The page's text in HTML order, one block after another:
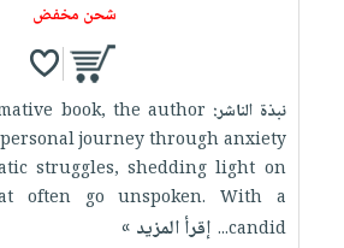
شحن مخفض
نبذة الناشر: book, the author
journey through anxiety
struggles, shedding light on
often go unspoken. With a
candid...
إقرأ المزيد »